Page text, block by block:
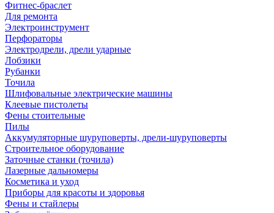
Фитнес-браслет
Для ремонта
Электроинструмент
Перфораторы
Электродрели, дрели ударные
Лобзики
Рубанки
Точила
Шлифовальные электрические машины
Клеевые пистолеты
Фены стоительные
Пилы
Аккумуляторные шуруповерты, дрели-шуруповерты
Строительное оборудование
Заточные станки (точила)
Лазерные дальномеры
Косметика и уход
Приборы для красоты и здоровья
Фены и стайлеры